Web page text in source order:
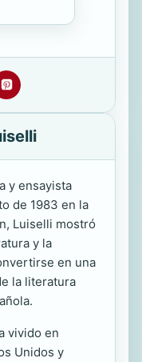
y ensayista
de 1983 en la
Luiselli mostró
y la
en una
la literatura
vivido en
Unidos y